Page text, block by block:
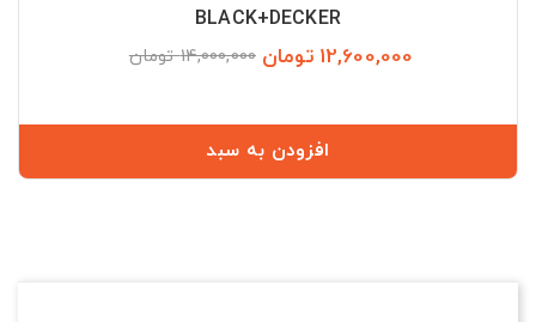
BLACK+DECKER
12,600,000 تومان 14,000,000 تومان
افزودن به سبد